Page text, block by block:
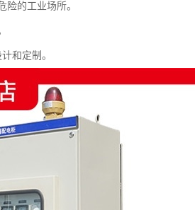
的工业场所。
和定制。